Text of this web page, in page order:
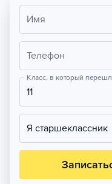
Имя
Телефон
Класс, в который
11
Я старшеклассник